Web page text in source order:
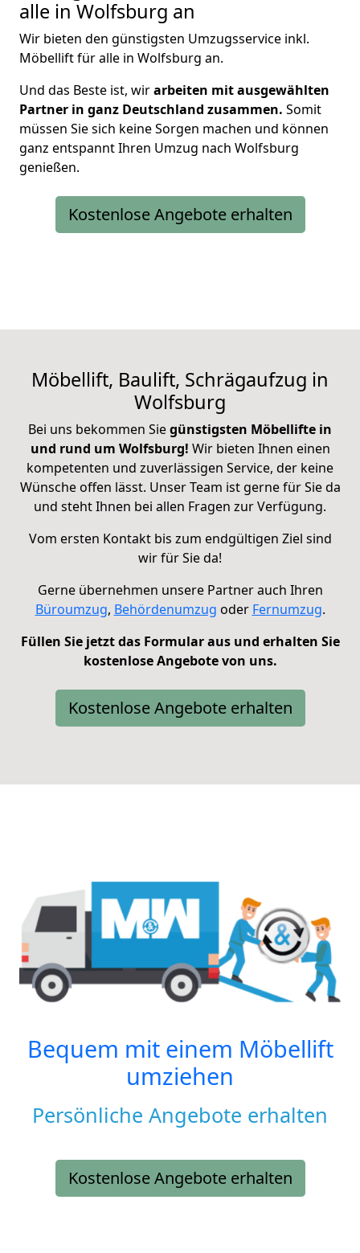
alle in Wolfsburg an
Wir bieten den günstigsten Umzugsservice inkl.
Möbellift für alle in Wolfsburg an.
Und das Beste ist, wirarbeiten mit ausgewählten
Partner in ganz Deutschland zusammen. Somit
müssen Sie sich keine Sorgen machen und können
ganz entspannt Ihren Umzug nach Wolfsburg
genießen.
Kostenlose Angebote erhalten
Möbellift, Baulift, Schrägaufzug in
Wolfsburg
Bei uns bekommen Siegünstigsten Möbellifte in
und rund um Wolfsburg! Wir bieten Ihnen einen
kompetenten und zuverlässigen Service, der keine
Wünsche offen lässt. Unser Team ist gerne für Sie da
und steht Ihnen bei allen Fragen zur Verfügung.
Vom ersten Kontakt bis zum endgültigen Ziel sind
wir für Sie da!
Gerne übernehmen unsere Partner auch Ihren
Büroumzug, Behördenumzug oder Fernumzug.
Füllen Sie jetzt das Formular aus und erhalten Sie
kostenlose Angebote von uns.
Kostenlose Angebote erhalten
Bequem mit einem Möbellift
umziehen
Persönliche Angebote erhalten
Kostenlose Angebote erhalten